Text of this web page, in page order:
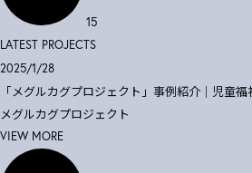
15
LATEST PROJECTS
2025/1/28
「メグルカグプロジェクト」事例紹介｜児童
メグルカグプロジェクト
VIEW MORE